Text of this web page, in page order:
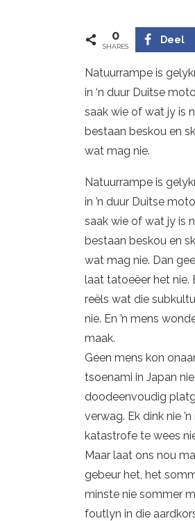
0
SHARES
Deel
Natuurrampe is
in ‘n duur Duitse
saak wie of wat jy is
bestaan beskou en
wat mag nie.
Natuurrampe is
in ’n duur Duitse
saak wie of wat jy is
bestaan beskou en
wat mag nie. Dan
laat tatoeëer het nie.
reëls wat die
nie. En ’n mens
maak.
Geen mens kon
tsoenami in Japan
doodeenvoudig
verwag. Ek dink nie
katastrofe te wees
Maar laat ons nou
gebeur het, het
minste nie sommer
foutlyn in die